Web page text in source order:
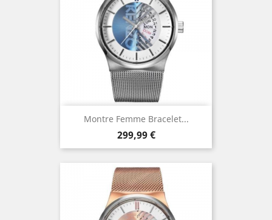
Montre Femme Bracelet...
Prix
299,99 €